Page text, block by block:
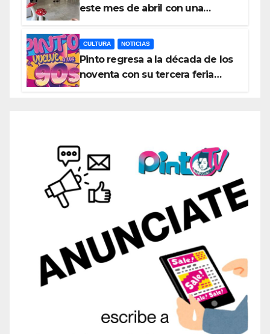
este mes de abril con una
exposiciones y espectáculos
CULTURA NOTICIAS
Pinto regresa a la década de los
noventa con su tercera feria